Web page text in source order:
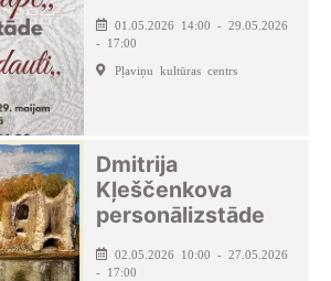
01.05.2026 14:00 - 29.05.2026
- 17:00
Pļaviņu kultūras centrs
Dmitrija
Kļeščenkova
personālizstāde
02.05.2026 10:00 - 27.05.2026
- 17:00